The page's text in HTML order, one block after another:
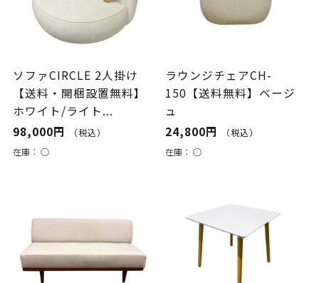
ソファCIRCLE 2人掛け
【送料・開梱設置無料】
ホワイト/ライト...
98,000円
（税込）
在庫： ○
ラウンジチェアCH-
150【送料無料】ベージ
ュ
24,800円
（税込）
在庫：○